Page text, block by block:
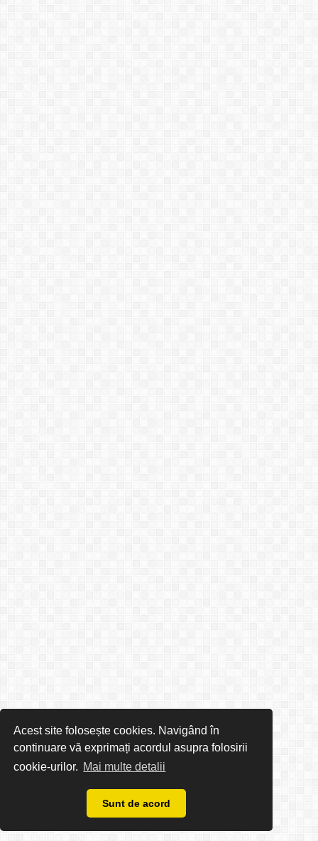
Acest site folosește cookies. Navigând în
continuare vă exprimați acordul asupra folosirii
cookie-urilor. Mai multe detalii
Sunt de acord